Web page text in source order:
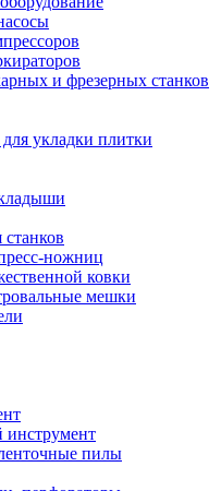
и фрезерных станков
укладки плитки
ножниц
ковки
мешки
инструмент
пилы